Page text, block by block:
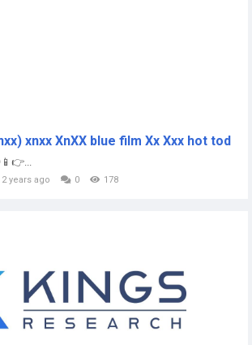
xnxx XnXX blue film Xx Xxx hot tod
2 years ago 0 178